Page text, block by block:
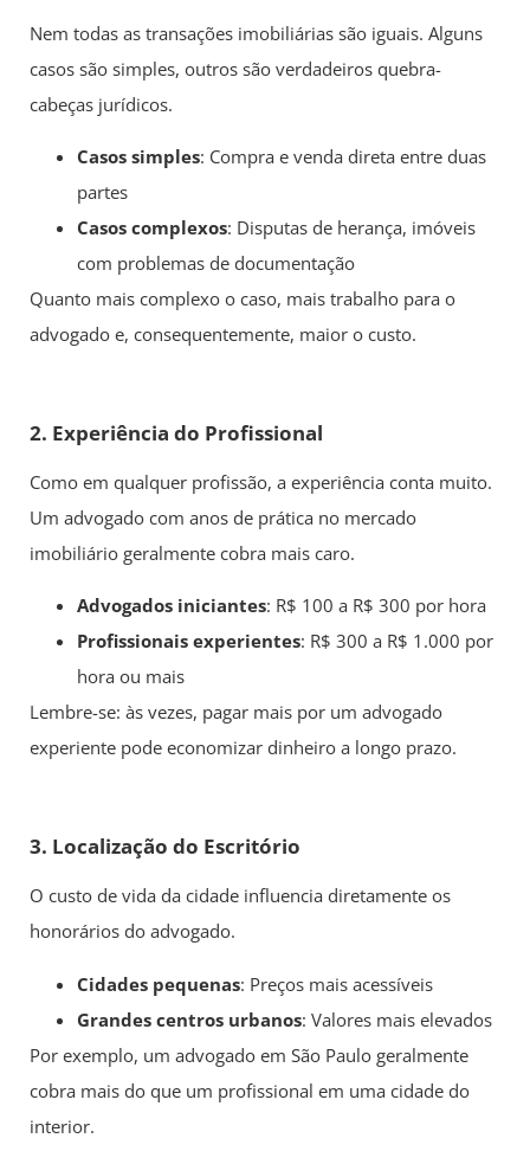
Nem todas as transações imobiliárias são iguais. Alguns
casos são simples, outros são verdadeiros quebra-
cabeças jurídicos.
Casos simples: Compra e venda direta entre duas
partes
Casos complexos: Disputas de herança, imóveis
com problemas de documentação
Quanto mais complexo o caso, mais trabalho para o
advogado e, consequentemente, maior o custo.
2. Experiência do Profissional
Como em qualquer profissão, a experiência conta muito.
Um advogado com anos de prática no mercado
imobiliário geralmente cobra mais caro.
Advogados iniciantes: R$ 100 a R$ 300 por hora
Profissionais experientes: R$ 300 a R$ 1.000 por
hora ou mais
Lembre-se: às vezes, pagar mais por um advogado
experiente pode economizar dinheiro a longo prazo.
3. Localização do Escritório
O custo de vida da cidade influencia diretamente os
honorários do advogado.
Cidades pequenas: Preços mais acessíveis
Grandes centros urbanos: Valores mais elevados
Por exemplo, um advogado em São Paulo geralmente
cobra mais do que um profissional em uma cidade do
interior.